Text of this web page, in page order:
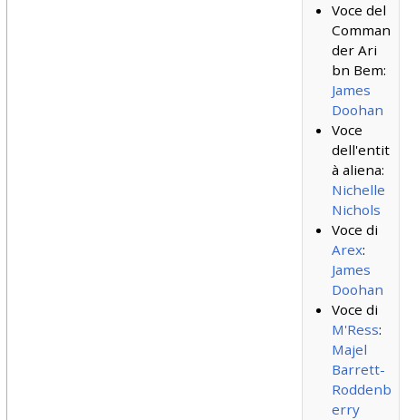
Voce del
Comman
der Ari
bn Bem:
James
Doohan
Voce
dell'entit
à aliena:
Nichelle
Nichols
Voce di
Arex:
James
Doohan
Voce di
M'Ress:
Majel
Barrett-
Roddenb
erry